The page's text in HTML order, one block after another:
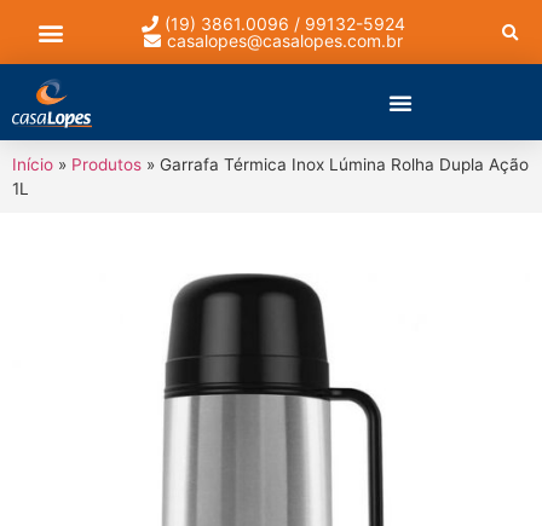
(19) 3861.0096 / 99132-5924
casalopes@casalopes.com.br
Início » Produtos » Garrafa Térmica Inox Lúmina Rolha Dupla Ação
1L